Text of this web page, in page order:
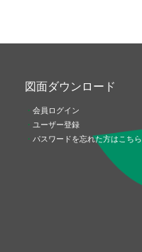
図面ダウンロード
会員ログイン
ユーザー登録
パスワードを忘れた方はこちら